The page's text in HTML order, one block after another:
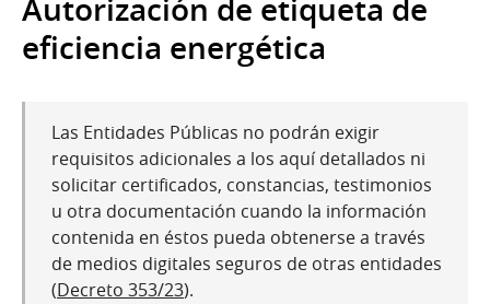
Autorización de etiqueta de
eficiencia energética
Las Entidades Públicas no podrán exigir
requisitos adicionales a los aquí detallados ni
solicitar certificados, constancias, testimonios
u otra documentación cuando la información
contenida en éstos pueda obtenerse a través
de medios digitales seguros de otras entidades
(Decreto 353/23).